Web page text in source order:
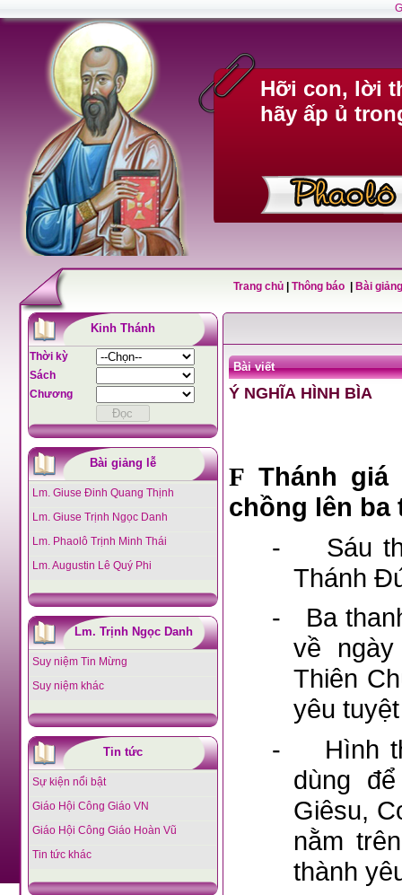
Hỡi con, lời
hãy ấp ủ
Trang chủ Thông báo Bài
Kinh Thánh
Thời kỳ
Sách
Chương
Bài giảng lễ
Lm. Giuse Đinh Quang Thịnh
Lm. Giuse Trịnh Ngọc Danh
Lm. Phaolô Trịnh Minh Thái
Lm. Augustin Lê Quý Phi
Lm. Trịnh Ngọc Danh
Suy niệm Tin Mừng
Suy niệm khác
Tin tức
Sự kiện nổi bật
Giáo Hội Công Giáo VN
Giáo Hội Công Giáo Hoàn Vũ
Tin tức khác
Bài viết
Ý NGHĨA HÌNH BÌA
F Thánh
chồng lên
-
Sáu
Thánh
-
Ba
về
Thiên
yêu
-
Hình
dùng
Giêsu,
nằm
thành